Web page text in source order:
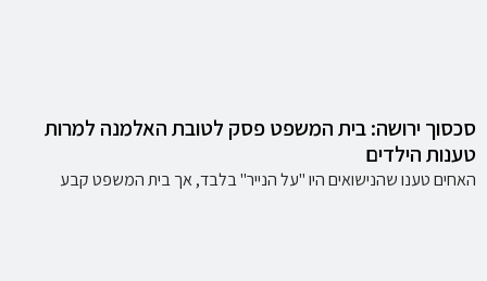
סכסוך ירושה: בית המשפט פסק לטובת האלמנה למרות
טענות הילדים
האחים טענו שהנישואים היו "על הנייר" בלבד, אך בית המשפט קבע